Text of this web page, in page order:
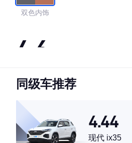
双色内饰
4.6
·外观表现一般，低于60%同级车
·空间表现一般，低于78%同级车
同级车推荐
4.44
现代 ix35